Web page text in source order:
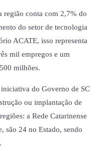
região conta com 2,7% do
do setor de tecnologia
ACATE, isso representa
mil empregos e um
milhões.
do Governo de SC
ou implantação de
a Rede Catarinense
são 24 no Estado, sendo